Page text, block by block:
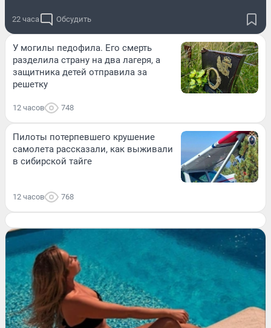
22 часа Обсудить
У могилы педофила. Его смерть
разделила страну на два лагеря, а
защитника детей отправила за
решетку
12 часов 748
Пилоты потерпевшего крушение
самолета рассказали, как выживали
в сибирской тайге
12 часов 768